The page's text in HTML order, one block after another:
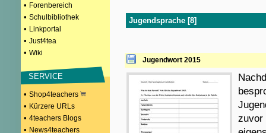
• Forenbereich
• Schulbibliothek
• Linkportal
• Just4tea
• Wiki
SERVICE
• Shop4teachers
• Kürzere URLs
• 4teachers Blogs
• News4teachers
Jugendsprache [8]
Jugendwort 2015
zuvor